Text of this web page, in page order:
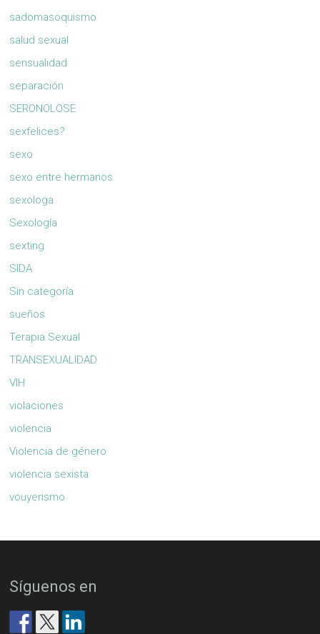
sadomasoquismo
salud sexual
sensualidad
separación
SERONOLOSE
sexfelices?
sexo
sexo entre hermanos
sexologa
Sexología
sexting
SIDA
Sin categoría
sueños
Terapia Sexual
TRANSEXUALIDAD
VIH
violaciones
violencia
Violencia de género
violencia sexista
vouyerismo
Síguenos en